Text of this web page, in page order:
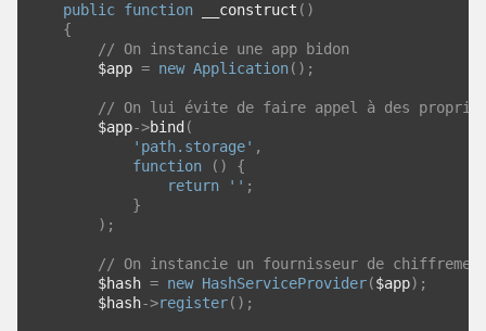
public function __construct ()
{
// On instancie une app bidon
        $app
= new Application();
// On lui évite de faire appel à des
        $app
->bind (
'path.storage' ,
function
()
{
return
'' ;
}
);
// On instancie un fournisseur de
        $hash
= new HashServiceProvider($app);
        $hash
->register();